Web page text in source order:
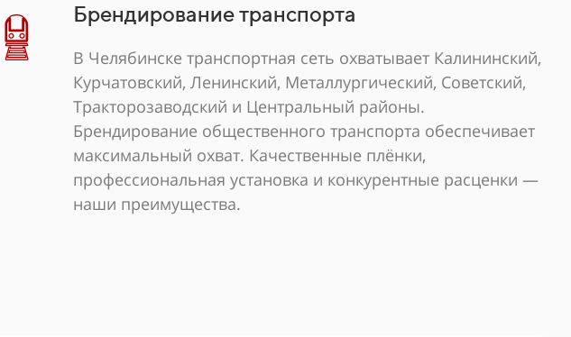
Брендирование транспорта
В Челябинске транспортная сеть охватывает Калининский,
Курчатовский, Ленинский, Металлургический, Советский,
Тракторозаводский и Центральный районы.
Брендирование общественного транспорта обеспечивает
максимальный охват. Качественные плёнки,
профессиональная установка и конкурентные расценки —
наши преимущества.